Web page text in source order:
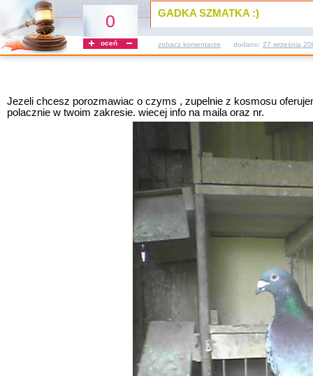
Jezeli chcesz porozmawiac o czyms , zupelnie z kosmosu
polacznie w twoim zakresie. wiecej info na maila oraz nr.
0
oceń
GADKA SZMATKA :)
zobacz komentarze dodano: 27 września